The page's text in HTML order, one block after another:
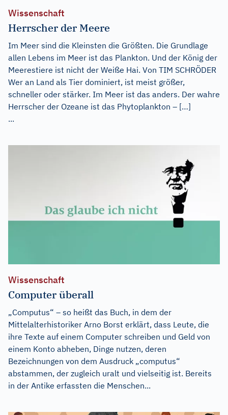
Wissenschaft
Herrscher der Meere
Im Meer sind die Kleinsten die Größten. Die Grundlage
allen Lebens im Meer ist das Plankton. Und der König der
Meerestiere ist nicht der Weiße Hai. Von TIM SCHRÖDER
Wer an Land als Tier dominiert, ist meist größer,
schneller oder stärker. Im Meer ist das anders. Der wahre
Herrscher der Ozeane ist das Phytoplankton – […]
...
Wissenschaft
Computer überall
„Computus“ – so heißt das Buch, in dem der
Mittelalterhistoriker Arno Borst erklärt, dass Leute, die
ihre Texte auf einem Computer schreiben und Geld von
einem Konto abheben, Dinge nutzen, deren
Bezeichnungen von dem Ausdruck „computus“
abstammen, der zugleich uralt und vielseitig ist. Bereits
in der Antike erfassten die Menschen...